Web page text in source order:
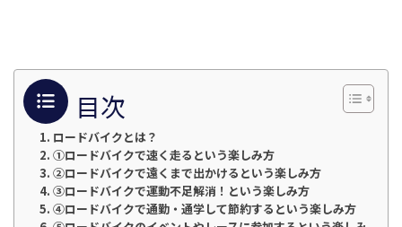
目次
ロードバイクとは？
①ロードバイクで速く走るという楽しみ方
②ロードバイクで遠くまで出かけるという楽しみ方
③ロードバイクで運動不足解消！という楽しみ方
④ロードバイクで通勤・通学して節約するという楽しみ方